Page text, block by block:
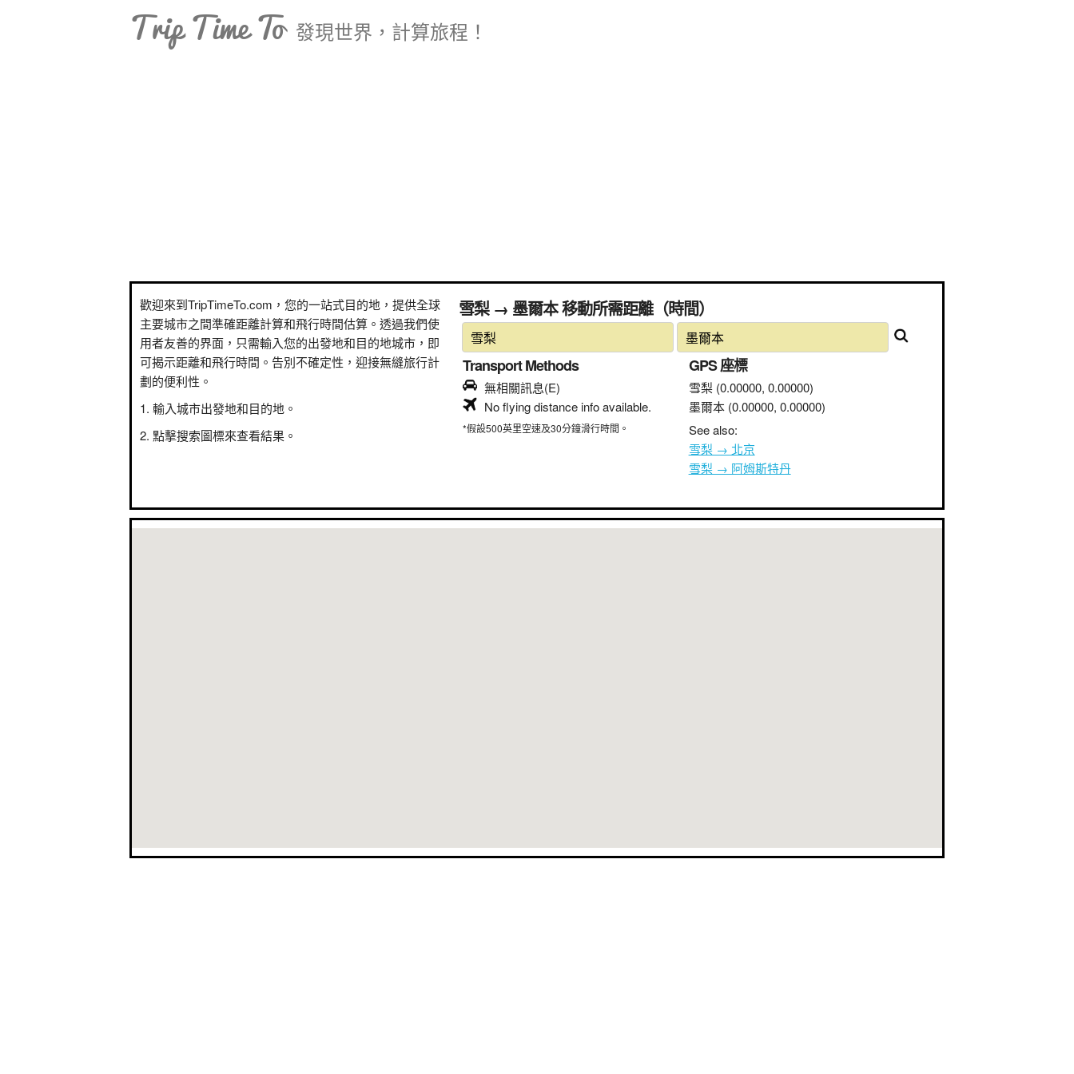
Trip Time To 發現世界，計算旅程！
歡迎來到TripTimeTo.com，您的一站式目的地，提供全球
主要城市之間準確距離計算和飛行時間估算。透過我們使
用者友善的界面，只需輸入您的出發地和目的地城市，即
可揭示距離和飛行時間。告別不確定性，迎接無縫旅行計
劃的便利性。
輸入城市出發地和目的地。
點擊搜索圖標來查看結果。
雪梨 → 墨爾本 移動所需距離（時間）
Transport Methods
無相關訊息(E)
No flying distance info available.
*假設500英里空速及30分鐘滑行時間。
GPS 座標
雪梨 (0.00000, 0.00000)
墨爾本 (0.00000, 0.00000)
See also:
雪梨 → 北京
雪梨 → 阿姆斯特丹